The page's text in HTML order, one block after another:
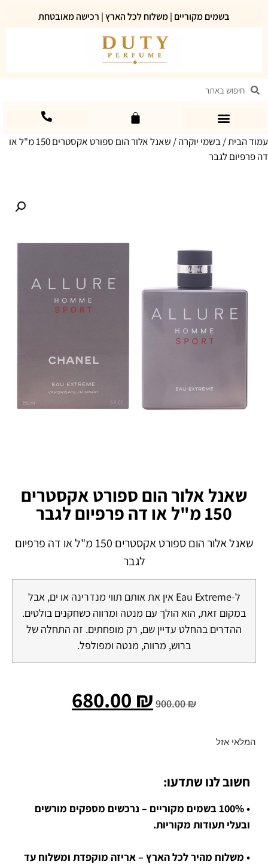
בשמים מקוריים | משלוח לכל הארץ | רכישה מאובטחת
עמוד הבית/בשמי יוקרה
/ שאנל אלור הום ספורט אקסטרים 150 מ"ל או
דה פרפיום לגבר
שאנל אלור הום ספורט אקסטרים
150 מ"ל או דה פרפיום לגבר
שאנל אלור הום ספורט אקסטרים 150 מ"ל או דה פרפיום
לגבר
ל-Eau Extreme אין את אותם תווי מנדרינה או ים, אבל
במקום זאת, הוא הולך עם מנטה ומרווה כשחקנים בולטים.
ההדרים בהחלט עדיין שם, רק מופחתים. זה התחלה של
ברוש, מרווה, מנטה ומפולפל.
900.00₪
680.00 ₪
המלאי אזל
חשוב לנו שתדעו:
• 100% בשמים מקוריים – נרכשים מספקים מורשים
ובעלי תעודות מקוריות.
• משלוח מהיר לכל הארץ – אריזה מוקפדת ומשלוח עד